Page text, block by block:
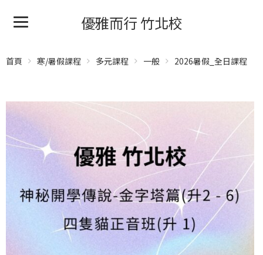
優雅而行 竹北校
首頁 寒/暑假課程 多元課程 一般 2026暑假_全日課程